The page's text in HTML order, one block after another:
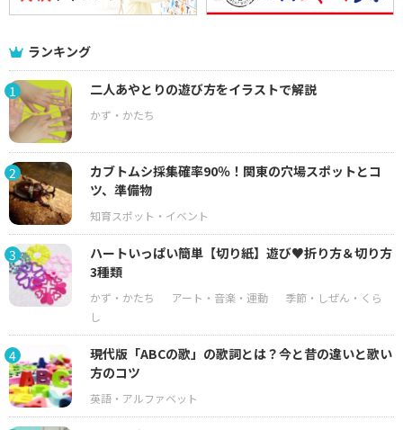
ランキング
1 二人あやとりの遊び方をイラストで解説
2
カブトムシ採集確率90％！関東の穴場スポットとコ
ツ、準備物
3
ハートいっぱい簡単【切り紙】遊び♥折り方＆切り方
3種類
4
現代版「ABCの歌」の歌詞とは？今と昔の違いと歌い
方のコツ